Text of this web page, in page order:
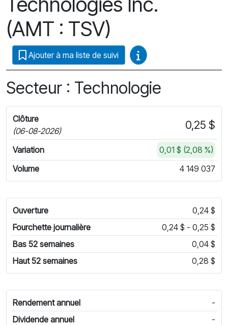
(AMT : TSV)
Ajouter à ma liste de suivi Guides vidéo
Secteur : Technologie
Clôture
(06-08-2026)
0,25 $
Variation
0,01 $ (2,08 %)
Volume
4 149 037
Ouverture
0,24 $
Fourchette journalière
0,24 $ - 0,25 $
Bas 52 semaines
0,04 $
Haut 52 semaines
0,28 $
Rendement annuel
-
Dividende annuel
-